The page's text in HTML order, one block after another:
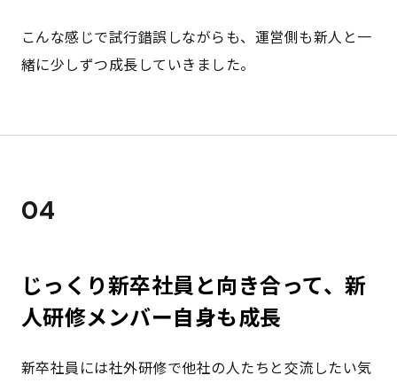
こんな感じで試行錯誤しながらも、運営側も新人と一
緒に少しずつ成長していきました。
04
じっくり新卒社員と向き合って、新
人研修メンバー自身も成長
新卒社員には社外研修で他社の人たちと交流したい気